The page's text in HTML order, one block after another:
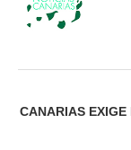
CANARIAS